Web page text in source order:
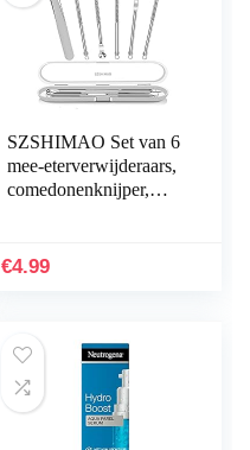
SZSHIMAO Set van 6
mee-eterverwijderaars,
comedonenknijper,
whiteheads voor…
€4.99